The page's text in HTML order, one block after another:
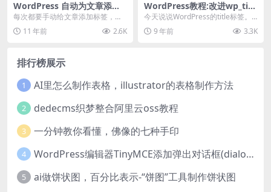
WordPress 自动为文章添加
已使用过的标签
每次都要手动给文章添加标签，很
麻烦？不知文章是否出现以前用过
的标签，怎么办？以下...
11 年前 2.6K
WordPress教程:改进wp_titl
e()函数优化主题的Title标签
今天说说WordPress的title标签。
WordPress的标题（Titl...
9 年前 3.3K
排行榜展示
1 AI里怎么制作表格，illustrator的表格制作方法
2 dedecms织梦整合阿里云oss教程
3 一分钟教你看懂，佛像的七种手印
4 WordPress编辑器TinyMCE添加弹出对话框(dialog)按钮的方法
5 ai做饼状图，百分比表示-“饼图”工具制作饼状图